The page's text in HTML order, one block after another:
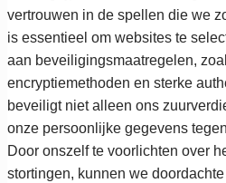
vertrouwen in de spellen die we
is essentieel om websites te
aan beveiligingsmaatregelen,
encryptiemethoden en sterke
beveiligt niet alleen ons
onze persoonlijke gegevens
Door onszelf te voorlichten over
stortingen, kunnen we